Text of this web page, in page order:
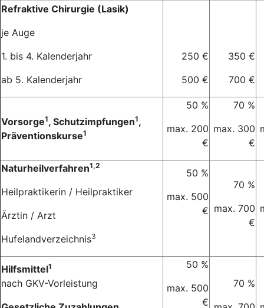
Refraktive Chirurgie (Lasik)
je Auge
1. bis 4. Kalenderjahr
ab 5. Kalenderjahr
250 €
500 €
350 €
700 €
Vorsorge1, Schutzimpfungen1,
Präventionskurse1
50 %
max. 200
€
70 %
max. 300
€
Naturheilverfahren1,2
Heilpraktikerin / Heilpraktiker
Ärztin / Arzt
Hufelandverzeichnis3
50 %
max. 500
€
70 %
max. 700
€
Hilfsmittel1
nach GKV-Vorleistung
50 %
max. 500
€
70 %